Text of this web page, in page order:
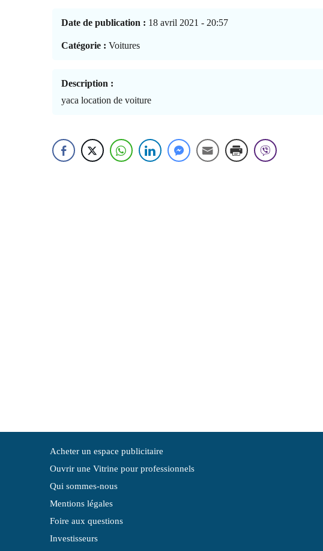
Date de publication : 18 avril 2021 - 20:57
Catégorie : Voitures
Description :
yaca location de voiture
Acheter un espace publicitaire
Ouvrir une Vitrine pour professionnels
Qui sommes-nous
Mentions légales
Foire aux questions
Investisseurs